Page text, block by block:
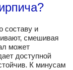
составу и
смешивая
может
доступной
К минусам